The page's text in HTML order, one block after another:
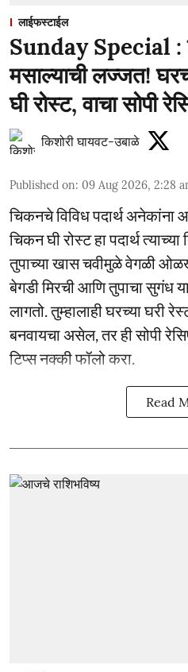
लाईफस्टाईल
Sunday Special :
मसाल्याची लज्जत!
घी रोस्ट, वाचा सोपी
किशोरी घायवट-उबाळे
Published on: 09 Aug 2026, 2:28
चिकनचे विविध पदार्थ अनेकांना
चिकन घी रोस्ट हा पदार्थ
तुपाच्या खास चवीमुळे वेगळी ओळख
बेगडी मिरची आणि तुपाचा सुगंध
लागतो. तुम्हालाही घरच्या घरी
बनवायचा असेल, तर ही सोपी
टिप्स नक्की फॉलो करा.
Read